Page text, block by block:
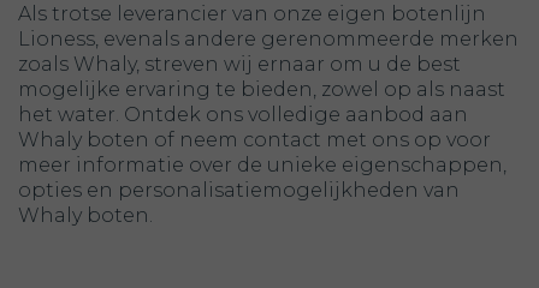
Als trotse leverancier van onze eigen botenlijn
Lioness, evenals andere gerenommeerde merken
zoals Whaly, streven wij ernaar om u de best
mogelijke ervaring te bieden, zowel op als naast
het water. Ontdek ons volledige aanbod aan
Whaly boten of neem contact met ons op voor
meer informatie over de unieke eigenschappen,
opties en personalisatiemogelijkheden van
Whaly boten.